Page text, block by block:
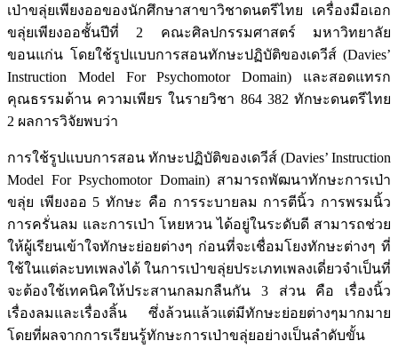
เป่าขลุ่ยเพียงออของนักศึกษาสาขาวิชาดนตรีไทย เครื่องมือเอก
ขลุ่ยเพียงออชั้นปีที่ 2 คณะศิลปกรรมศาสตร์ มหาวิทยาลัย
ขอนแก่น โดยใช้รูปแบบการสอนทักษะปฏิบัติของเดวีส์ (Davies’
Instruction Model For Psychomotor Domain) และสอดแทรก
คุณธรรมด้าน ความเพียร ในรายวิชา 864 382 ทักษะดนตรีไทย
2 ผลการวิจัยพบว่า
การใช้รูปแบบการสอน ทักษะปฏิบัติของเดวีส์ (Davies’ Instruction
Model For Psychomotor Domain) สามารถพัฒนาทักษะการเป่า
ขลุ่ย เพียงออ 5 ทักษะ คือ การระบายลม การตีนิ้ว การพรมนิ้ว
การครั่นลม และการเป่า โหยหวน ได้อยู่ในระดับดี สามารถช่วย
ให้ผู้เรียนเข้าใจทักษะย่อยต่างๆ ก่อนที่จะเชื่อมโยงทักษะต่างๆ ที่
ใช้ในแต่ละบทเพลงได้ ในการเป่าขลุ่ยประเภทเพลงเดี่ยวจำเป็นที่
จะต้องใช้เทคนิคให้ประสานกลมกลืนกัน 3 ส่วน คือ เรื่องนิ้ว
เรื่องลมและเรื่องลิ้น ซึ่งล้วนแล้วแต่มีทักษะย่อยต่างๆมากมาย
โดยที่ผลจากการเรียนรู้ทักษะการเป่าขลุ่ยอย่างเป็นลำดับขั้น